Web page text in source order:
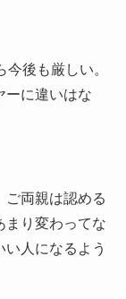
後も厳しい。
ーに違いはな
ご両親は認める
まり変わってな
人になるよう